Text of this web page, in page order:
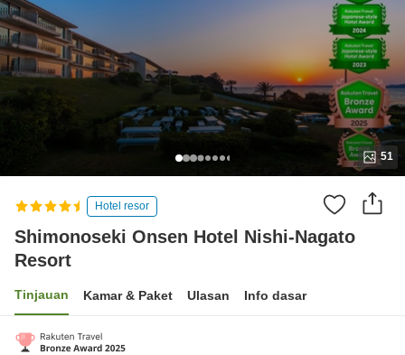
51
Hotel resor
Shimonoseki Onsen Hotel Nishi-Nagato
Resort
Tinjauan Kamar & Paket Ulasan Info dasar